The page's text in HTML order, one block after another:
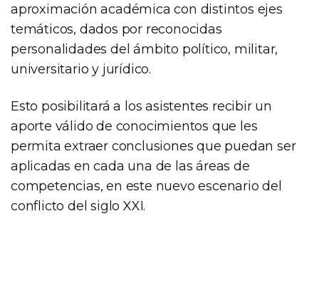
aproximación académica con distintos ejes
temáticos, dados por reconocidas
personalidades del ámbito político, militar,
universitario y jurídico.
Esto posibilitará a los asistentes recibir un
aporte válido de conocimientos que les
permita extraer conclusiones que puedan ser
aplicadas en cada una de las áreas de
competencias, en este nuevo escenario del
conflicto del siglo XXI.